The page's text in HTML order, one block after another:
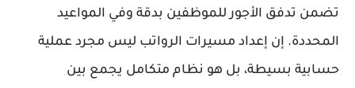
تضمن تدفق الأجور للموظفين بدقة وفي المواعيد
المحددة. إن إعداد مسيرات الرواتب ليس مجرد عملية
حسابية بسيطة، بل هو نظام متكامل يجمع بين